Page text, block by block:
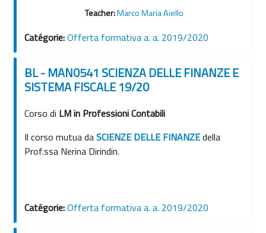
Teacher:Marco Maria Aiello
Catégorie:Offerta formativa a. a. 2019/2020
BL - MAN0541 SCIENZA DELLE FINANZE E
SISTEMA FISCALE 19/20
Corso di LM in Professioni Contabili
Il corso mutua daSCIENZE DELLE FINANZEdella
Prof.ssa Nerina Dirindin.
Catégorie:Offerta formativa a. a. 2019/2020